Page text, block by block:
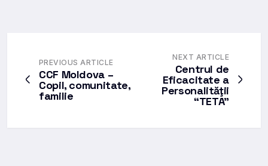
PREVIOUS ARTICLE
CCF Moldova –
Copil, comunitate,
familie
NEXT ARTICLE
Centrul de
Eficacitate a
Personalităţii
“TETA”